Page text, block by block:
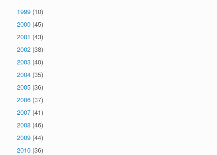
1999 (10)
2000 (45)
2001 (43)
2002 (38)
2003 (40)
2004 (35)
2005 (36)
2006 (37)
2007 (41)
2008 (46)
2009 (44)
2010 (36)